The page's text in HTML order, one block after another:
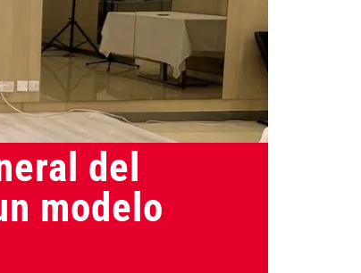
08/04/2025
del
modelo